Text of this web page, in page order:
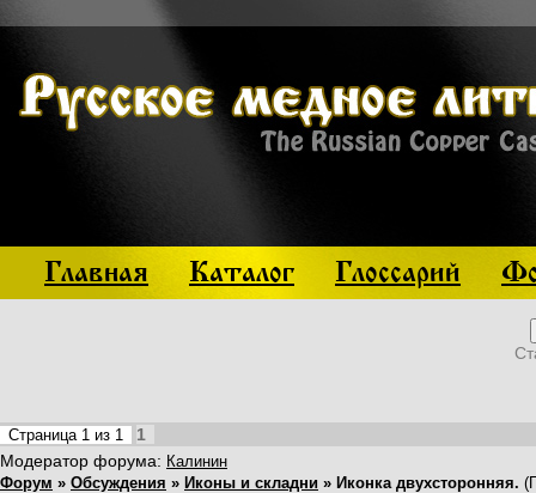
Главная Каталог Глоссарий
Страница 1 из 1
1
Модератор форума: Калинин
Форум » Обсуждения » Иконы и складни » Иконка двухсторонняя.